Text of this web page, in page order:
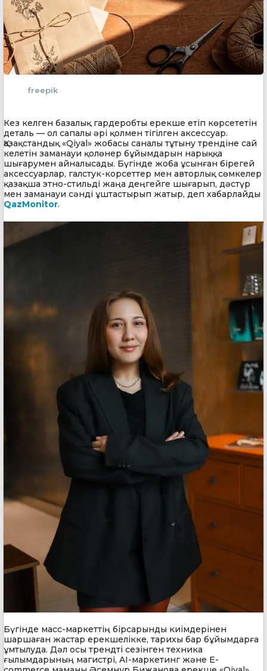
freepik
Кез келген базалық гардеробты ерекше етіп көрсететін
деталь — ол сапалы әрі қолмен тігілген аксессуар.
Қазақстандық «Qiyal» жобасы саналы тұтыну трендіне сай
келетін заманауи қолөнер бұйымдарын нарыққа
шығарумен айналысады. Бүгінде жоба ұсынған бірегей
аксессуарлар, галстук-корсеттер мен авторлық сөмкелер
қазақша этно-стильді жаңа деңгейге шығарып, дәстүр
мен заманауи сәнді ұштастырып жатыр, деп хабарлайды
QazMonitor.
Бүгінде масс-маркеттің бірсарынды киімдерінен
шаршаған жастар ерекшелікке, тарихы бар бұйымдарға
ұмтылуда. Дәл осы трендті сезінген техника
ғылымдарының магистрі, AI-маркетинг және E-